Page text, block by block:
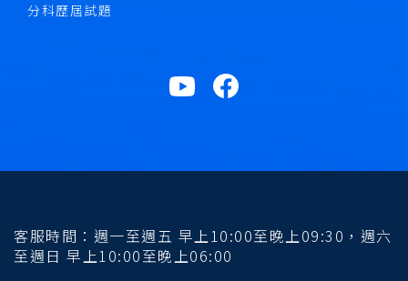
分科歷屆試題
客服時間：週一至週五 早上10:00至晚上09:30，週六
至週日 早上10:00至晚上06:00